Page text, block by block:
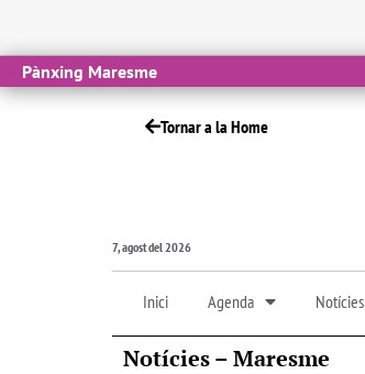
Pànxing Maresme
Tornar a la Home
7, agost del 2026
Inici Agenda Notícies
Notícies – Maresme